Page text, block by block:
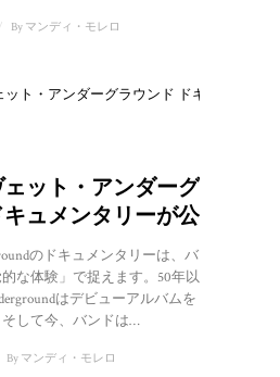
By マンディ・モレロ
ット・アンダーグラウ
ュメンタリーが公開へ
のドキュメンタリーは、バンドを
的な体験」で捉えます。50年以上前、
はデビューアルバムをリリー
して今、バンドは…
By マンディ・モレロ